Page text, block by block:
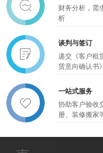
财务分析，需
析
谈判与签订
递交《客户租
赁意向确认书
一站式服务
协助客户验收
册、装修搬家